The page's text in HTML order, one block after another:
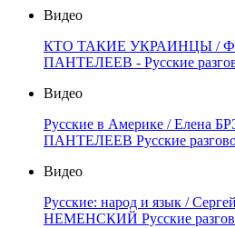
Видео
КТО ТАКИЕ УКРАИНЦЫ /
ПАНТЕЛЕЕВ - Русские
Видео
Русские в Америке / Елена
ПАНТЕЛЕЕВ Русские
Видео
Русские: народ и язык /
НЕМЕНСКИЙ Русские